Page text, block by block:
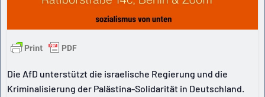
Die AfD unterstützt die israelische Regierung und die
Kriminalisierung der Palästina-Solidarität in Deutschland.